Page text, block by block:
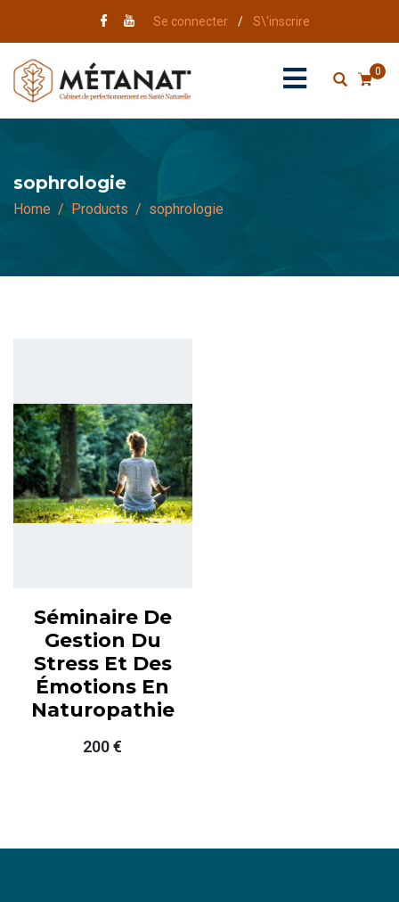
Se connecter / S\'inscrire
0
sophrologie
Home Products sophrologie
Séminaire De
Gestion Du
Stress Et Des
Émotions En
Naturopathie
200€